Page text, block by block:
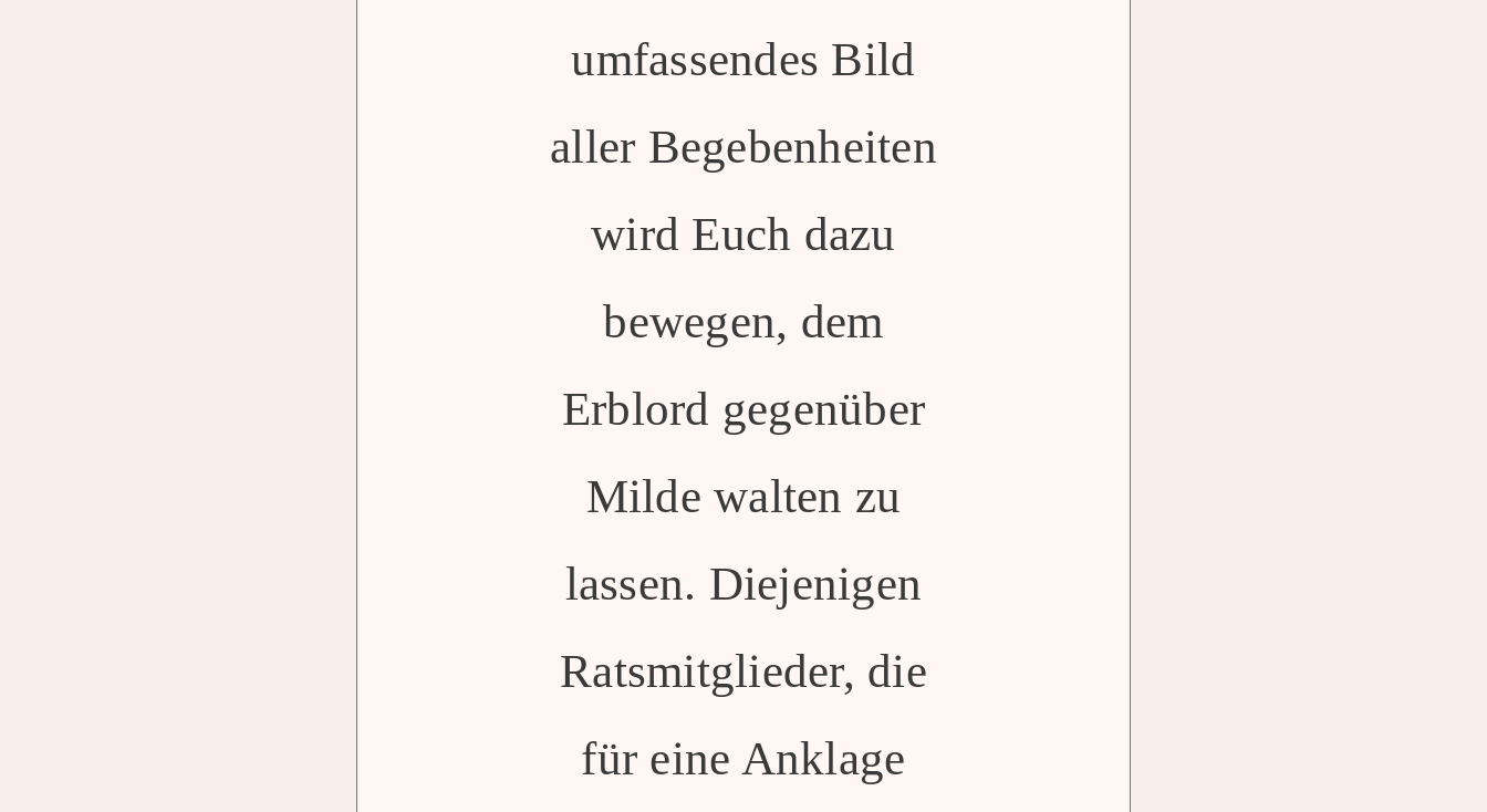
umfassendes Bild
aller Begebenheiten
wird Euch dazu
bewegen, dem
Erblord gegenüber
Milde walten zu
lassen. Diejenigen
Ratsmitglieder, die
für eine Anklage